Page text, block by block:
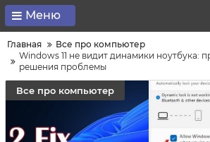
Меню
Главная
Все про компьютер
Windows 11 не видит динамики ноутбука:
решения проблемы
Все про компьютер